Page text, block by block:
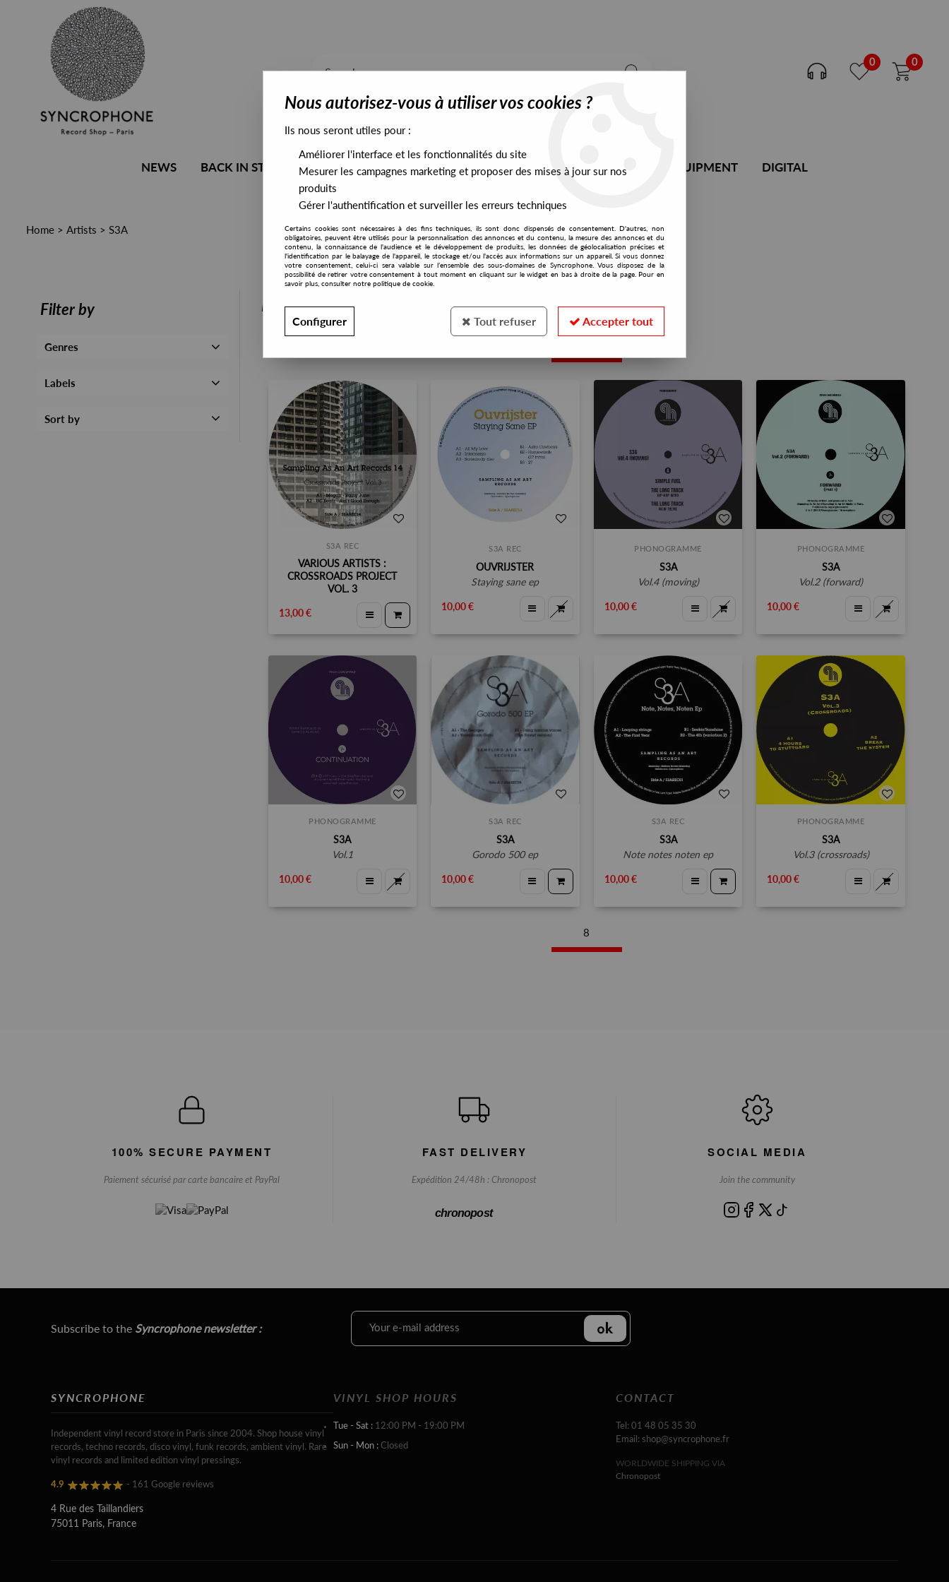
0 0
NEWS BACK IN STOCK ALL STOCK EXCLUSIVES PRESALES EXCLUSIVES DJ EQUIPMENT DIGITAL
Home > Artists > S3A
Filter by
Genres
Labels
Sort by
PRESALES EXCLUSIVES
S3A REC
VARIOUS ARTISTS :
CROSSROADS PROJECT
VOL. 3
13,00 €
S3A REC
OUVRIJSTER
staying sane ep
10,00 €
PHONOGRAMME
S3A
vol.4 (moving)
10,00 €
PHONOGRAMME
S3A
vol.2 (forward)
10,00 €
PHONOGRAMME
S3A
vol.1
10,00 €
S3A REC
S3A
gorodo 500 ep
10,00 €
S3A REC
S3A
note notes noten ep
10,00 €
PHONOGRAMME
S3A
vol.3 (crossroads)
10,00 €
8
100% SECURE PAYMENT
Paiement sécurisé par carte bancaire et PayPal
FAST DELIVERY
Expédition 24/48h : Chronopost
chronopost
SOCIAL MEDIA
Join the community
Subscribe to the Syncrophone newsletter :
SYNCROPHONE
Independent vinyl record store in Paris since 2004. Shop house vinyl
records, techno records, disco vinyl, funk records, ambient vinyl. Rare
vinyl records and limited edition vinyl pressings.
4.9 - 161 Google reviews
4 Rue des Taillandiers
75011 Paris, France
VINYL SHOP HOURS
Tue - Sat : 12:00 PM - 19:00 PM
Sun - Mon : Closed
CONTACT
Tel: 01 48 05 35 30
Email: shop@syncrophone.fr
WORLDWIDE SHIPPING VIA
Chronopost
Nous autorisez-vous à utiliser vos cookies ?
Ils nous seront utiles pour :
Améliorer l'interface et les fonctionnalités du site
Mesurer les campagnes marketing et proposer des mises à jour sur nos
produits
Gérer l'authentification et surveiller les erreurs techniques
Certains cookies sont nécessaires à des fins techniques, ils sont donc dispensés de consentement. D'autres, non
obligatoires, peuvent être utilisés pour la personnalisation des annonces et du contenu, la mesure des annonces et du
contenu, la connaissance de l'audience et le développement de produits, les données de géolocalisation précises et
l'identification par le balayage de l'appareil, le stockage et/ou l'accès aux informations sur un appareil. Si vous donnez
votre consentement, celui-ci sera valable sur l’ensemble des sous-domaines de Syncrophone. Vous disposez de la
possibilité de retirer votre consentement à tout moment en cliquant sur le widget en bas à droite de la page. Pour en
savoir plus, consulter notre politique de cookie.
Configurer Tout refuser Accepter tout